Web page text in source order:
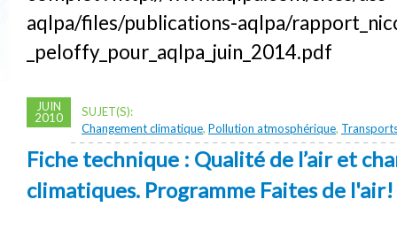
aqlpa/files/publications-aqlpa/
_peloffy_pour_aqlpa_juin_2014.pdf
JUIN
2010
SUJET(S):
Changement climatique, Pollution atmosphérique,
Fiche technique : Qualité de l’air et
climatiques. Programme Faites de